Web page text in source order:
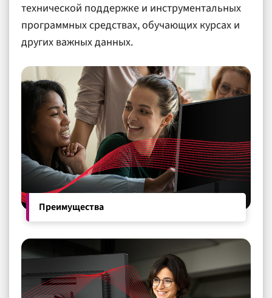
технической поддержке и инструментальных
программных средствах, обучающих курсах и
других важных данных.
Преимущества